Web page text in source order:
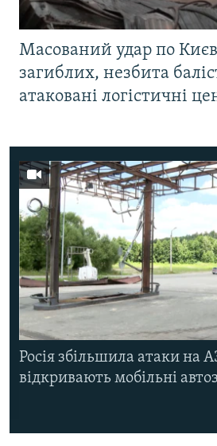
Масований удар по
загиблих, незбита
атаковані логістичні
Росія збільшила атаки на
відкривають мобільні